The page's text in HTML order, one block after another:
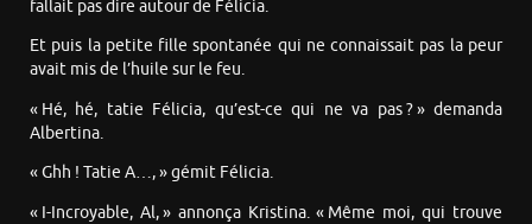
fallait pas dire autour de Félicia.
Et puis la petite fille spontanée qui ne connaissait pas la peur
avait mis de l’huile sur le feu.
« Hé, hé, tatie Félicia, qu’est-ce qui ne va pas ? » demanda
Albertina.
« Ghh ! Tatie A…, » gémit Félicia.
« I-Incroyable, Al, » annonça Kristina. « Même moi, qui trouve